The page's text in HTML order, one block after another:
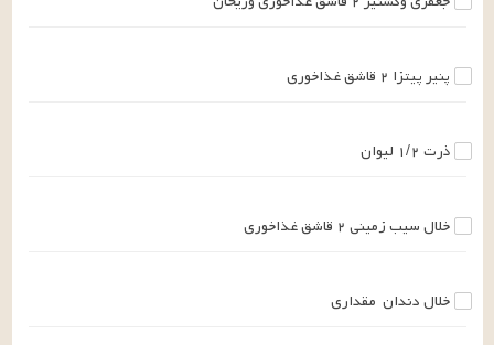
پنیر پیتزا ۲ قاشق غذاخوری
ذرت ۱/۲ لیوان
خلال سیب زمینی ۲ قاشق غذاخوری
خلال دندان مقداری